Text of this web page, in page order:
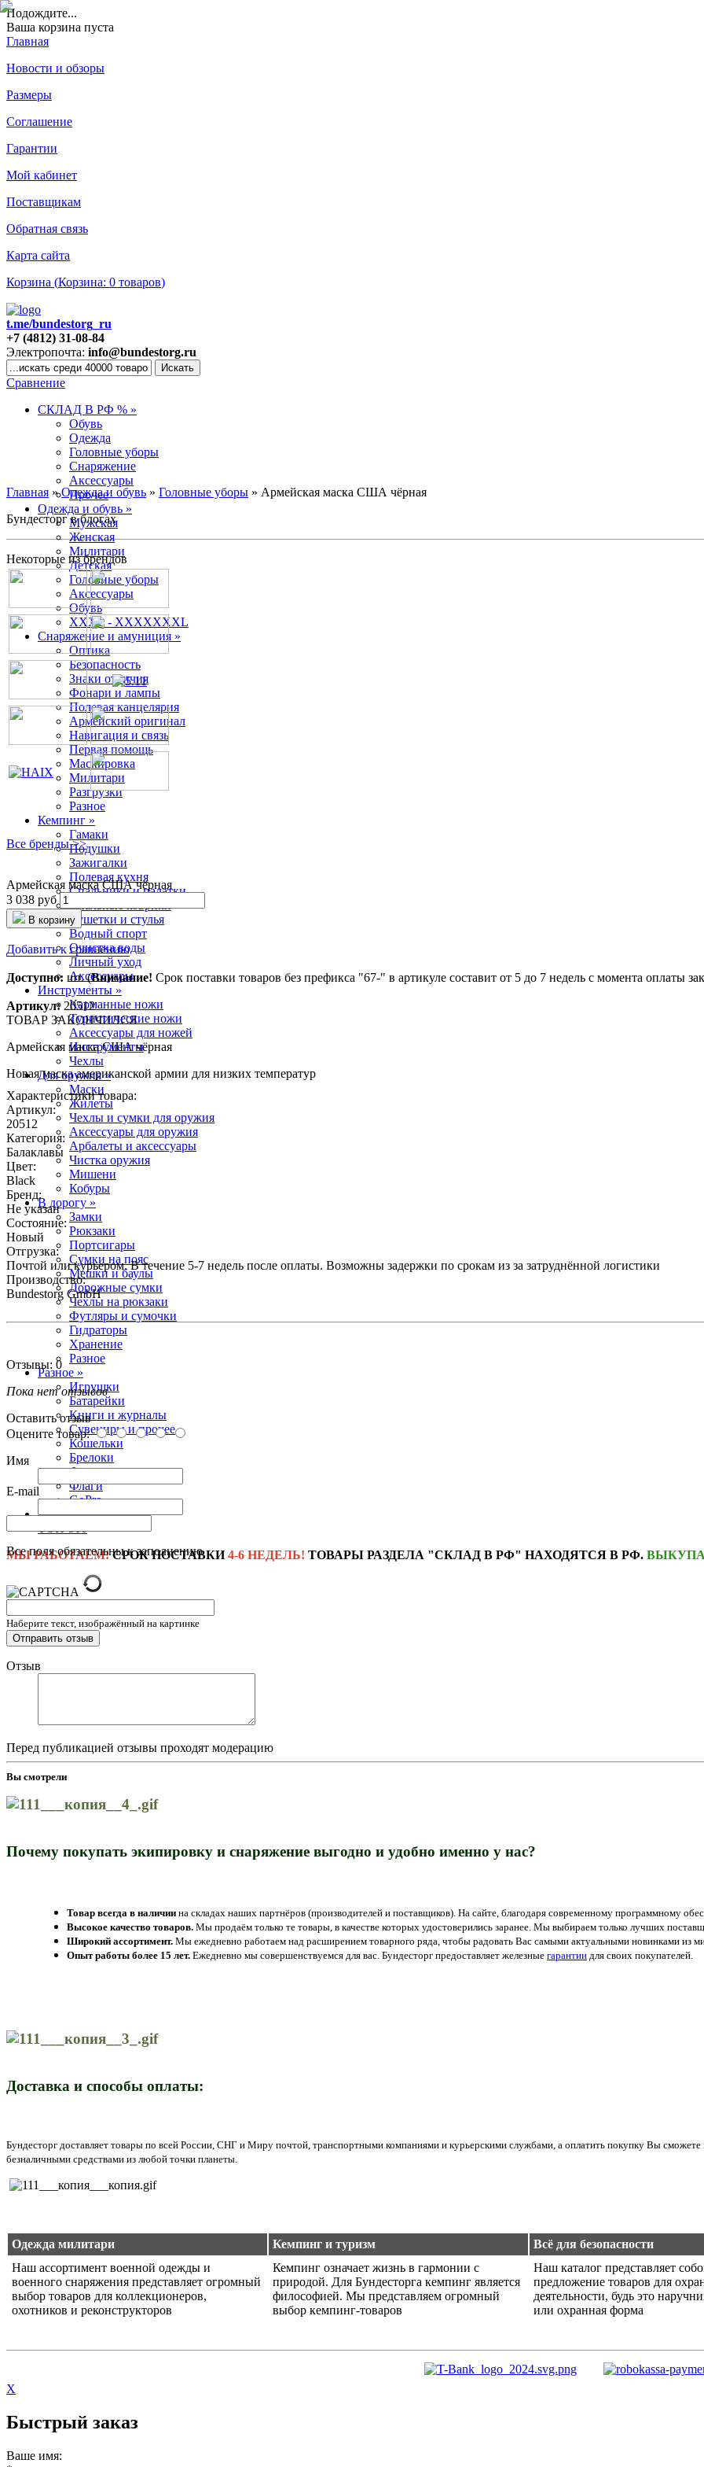
Подождите...
Ваша корзина пуста
Главная
Новости и обзоры
Размеры
Соглашение
Гарантии
Мой кабинет
Поставщикам
Обратная связь
Карта сайта
Корзина (Корзина: 0 товаров)
t.me/bundestorg_ru
+7 (4812) 31-08-84
Электропочта: info@bundestorg.ru
Сравнение
СКЛАД В РФ % »
Обувь
Одежда
Головные уборы
Снаряжение
Аксессуары
Прочее
Одежда и обувь »
Мужская
Женская
Милитари
Детская
Головные уборы
Аксессуары
Обувь
XXXL - XXXXXXXL
Снаряжение и амуниция »
Оптика
Безопасность
Знаки отличия
Фонари и лампы
Полевая канцелярия
Армейский оригинал
Навигация и связь
Первая помощь
Маскировка
Милитари
Разгрузки
Разное
Кемпинг »
Гамаки
Подушки
Зажигалки
Полевая кухня
Спальники и палатки
Спальные коврики
Кушетки и стулья
Водный спорт
Очистка воды
Личный уход
Аксессуары
Инструменты »
Карманные ножи
Туристические ножи
Аксессуары для ножей
Инструменты
Чехлы
Для оружия »
Маски
Жилеты
Чехлы и сумки для оружия
Аксессуары для оружия
Арбалеты и аксессуары
Чистка оружия
Мишени
Кобуры
В дорогу »
Замки
Рюкзаки
Портсигары
Сумки на пояс
Мешки и баулы
Дорожные сумки
Чехлы на рюкзаки
Футляры и сумочки
Гидраторы
Хранение
Разное
Разное »
Игрушки
Батарейки
Книги и журналы
Сувениры и прочее
Кошельки
Брелоки
Фляги
Флаги
GoPro
Новинки
ТОП-500
МЫ РАБОТАЕМ!СРОК ПОСТАВКИ4-6 НЕДЕЛЬ! ТОВАРЫ РАЗДЕЛА "СКЛАД В РФ" НАХОДЯТСЯ В РФ.
Главная »Одежда и обувь » Головные уборы » Армейская маска США чёрная
Бундесторг в блогах
Некоторые из брендов
Все бренды >>
Армейская маска США чёрная
3 038 руб
В корзину
Добавить к сравнению
Доступно: шт. (Внимание! Срок поставки товаров без префикса "67-" в артикуле составит от 5 до 7 недель с момента оплаты
Артикул: 20512
ТОВАР ЗАКОНЧИЛСЯ
Армейская маска США чёрная
Новая маска американской армии для низких температур
Характеристики товара:
Артикул:
20512
Категория:
Балаклавы
Цвет:
Black
Бренд:
Не указан
Состояние:
Новый
Отгрузка:
Почтой или курьером. В течение 5-7 недель после оплаты. Возможны задержки по срокам из за затруднённой логистики
Производство:
Bundestorg GmbH
Отзывы: 0
Пока нет отзывов
Оставить отзыв
Оцените товар:
Имя
E-mail
Все поля обязательны к заполнению
Наберите текст, изображённый на картинке
Отзыв
Перед публикацией отзывы проходят модерацию
Вы смотрели
Почему покупать экипировку и снаряжение выгодно и удобно именно у нас?
Товар всегда в наличии на складах наших партнёров (производителей и поставщиков). На сайте, благодаря современному программному
Высокое качество товаров. Мы продаём только те товары, в качестве которых удостоверились заранее. Мы выбираем только лучших
Широкий ассортимент. Мы ежедневно работаем над расширением товарного ряда, чтобы радовать Вас самыми актуальными новинками из
Опыт работы более 15 лет. Ежедневно мы совершенствуемся для вас. Бундесторг предоставляет железные гарантии для своих покупателей.
Доставка и способы оплаты:
Бундесторг доставляет товары по всей России, СНГ и Миру почтой, транспортными компаниями и курьерскими службами, а оплатить покупку Вы
безналичными средствами из любой точки планеты.
Одежда милитари Кемпинг и туризм
Всё для безопасности
Наш ассортимент военной одежды и
военного снаряжения представляет огромный
выбор товаров для коллекционеров,
охотников и реконструкторов
Кемпинг означает жизнь в гармонии с
природой. Для Бундесторга кемпинг является
философией. Мы представляем огромный
выбор кемпинг-товаров
Наш каталог представляет
предложение товаров для
деятельности, будь это
или охранная форма
X
Быстрый заказ
Ваше имя: